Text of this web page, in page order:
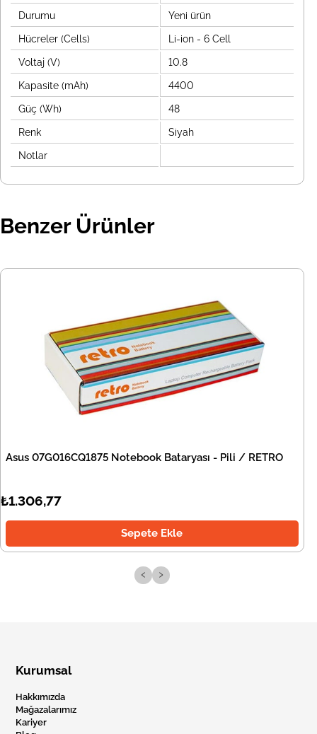
Durumu Yeni ürün
Hücreler (Cells) Li-ion - 6 Cell
Voltaj (V) 10.8
Kapasite (mAh) 4400
Güç (Wh) 48
Renk Siyah
Notlar
Benzer Ürünler
Asus 07G016CQ1875 Notebook Bataryası - Pili / RETRO
₺1.306,77
Sepete Ekle
‹ ›
Kurumsal
Hakkımızda
Mağazalarımız
Kariyer